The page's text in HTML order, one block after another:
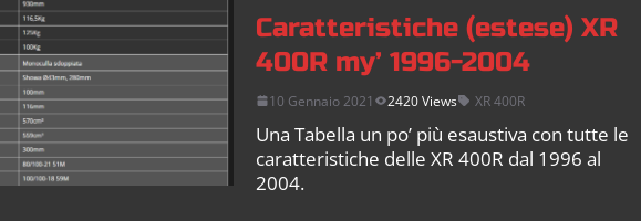
Caratteristiche (estese) XR
400R my’ 1996-2004
10 Gennaio 2021 2420 Views XR 400R
Una Tabella un po’ più esaustiva con tutte le
caratteristiche delle XR 400R dal 1996 al
2004.